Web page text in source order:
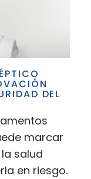
DEL
marcar
salud
en riesgo.